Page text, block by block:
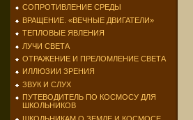
СОПРОТИВЛЕНИЕ СРЕДЫ
ВРАЩЕНИЕ. «ВЕЧНЫЕ ДВИГАТЕЛИ»
ТЕПЛОВЫЕ ЯВЛЕНИЯ
ЛУЧИ СВЕТА
ОТРАЖЕНИЕ И ПРЕЛОМЛЕНИЕ СВЕТА
ИЛЛЮЗИИ ЗРЕНИЯ
ЗВУК И СЛУХ
ПУТЕВОДИТЕЛЬ ПО КОСМОСУ ДЛЯ
ШКОЛЬНИКОВ
ШКОЛЬНИКАМ О ЗЕМЛЕ И КОСМОСЕ